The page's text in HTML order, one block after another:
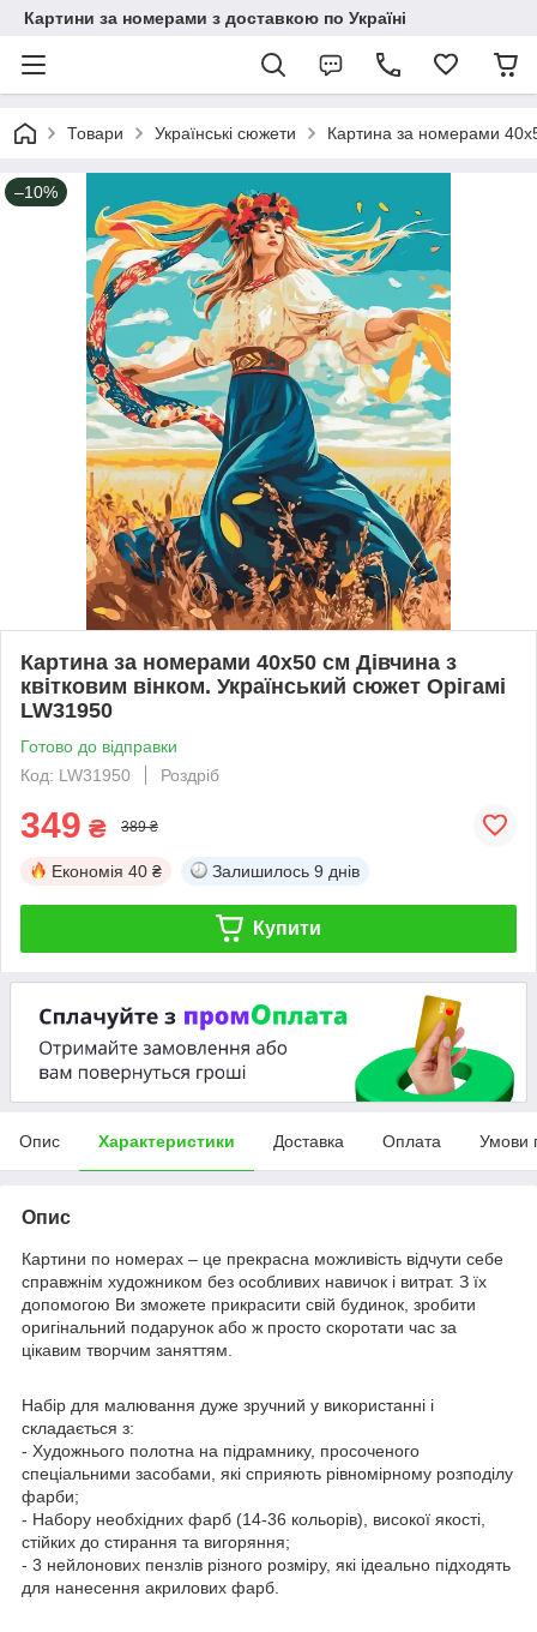
Картини за номерами з доставкою по Україні
Товари Українські сюжети Картина за номерами
–10%
Картина за номерами 40х50 см Дівчина з
квітковим вінком. Український сюжет Орігамі
LW31950
Готово до відправки
Код: LW31950
Роздріб
349 ₴ 389 ₴
Економія 40 ₴ Залишилось 9 днів
Купити
Опис Характеристики Доставка Оплата Умови
Опис
Картини по номерах – це прекрасна можливість відчути себе
справжнім художником без особливих навичок і витрат. З їх
допомогою Ви зможете прикрасити свій будинок, зробити
оригінальний подарунок або ж просто скоротати час за
цікавим творчим заняттям.
Набір для малювання дуже зручний у використанні і
складається з:
- Художнього полотна на підрамнику, просоченого
спеціальними засобами, які сприяють рівномірному розподілу
фарби;
- Набору необхідних фарб (14-36 кольорів), високої якості,
стійких до стирання та вигоряння;
- 3 нейлонових пензлів різного розміру, які ідеально підходять
для нанесення акрилових фарб.